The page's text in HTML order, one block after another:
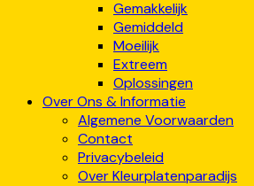
Gemakkelijk
Gemiddeld
Moeilijk
Extreem
Oplossingen
Over Ons & Informatie
Algemene Voorwaarden
Contact
Privacybeleid
Over Kleurplatenparadijs